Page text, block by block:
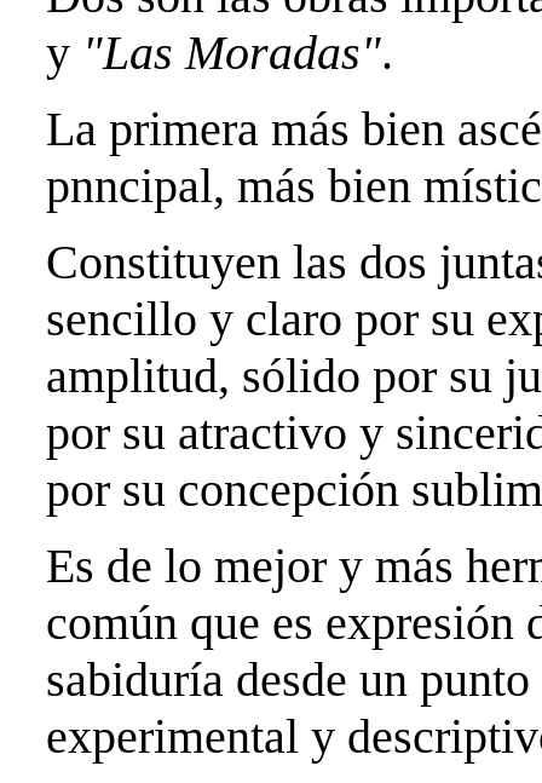
y "Las Moradas".
La primera más bien
pnncipal, más bien
Constituyen las dos
sencillo y claro por su
amplitud, sólido por su
por su atractivo y
por su concepción
Es de lo mejor y más
común que es expresión
sabiduría desde un
experimental y